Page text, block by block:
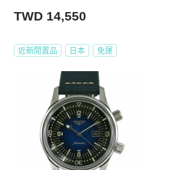
TWD 14,550
近新閒置品 日本 免運